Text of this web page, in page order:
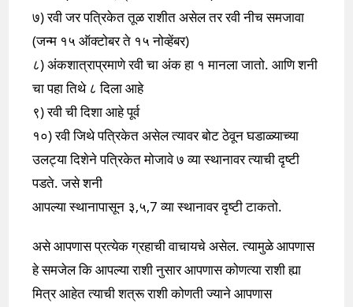
७) रवी जर पत्रिकेत तूळ राशीत असेल तर रवी नीच समजावा
(जन्म १५ ऑक्टोबर ते १५ नोव्हेंबर)
८) अंकशात्राप्रमाणे रवी चा अंक हा १ मानला जातो. आणि शनी
चा पहा तिथे ८ दिला आहे
९) रवी ची दिशा आहे पूर्व
१०) रवी जिथे पत्रिकेत असेल त्यावर बोट ठेवून घडाळ्याच्या
उलट्या दिशेने पत्रिकेत मोजावे ७ व्या स्थानावर त्याची दृष्टी
पडते. जसे शनी
आपल्या स्थानापासून ३,५,7 व्या स्थानावर दृष्टी टाकतो.
असे आपणास प्रत्येक ग्रहाची वाचायचे असेल. त्यामुळे आपणास
हे समजेल कि आपल्या राशी नुसार आपणास कोणत्या राशी ह्या
मित्र आहेत त्याची शत्रू राशी कोणती ज्याने आपणास